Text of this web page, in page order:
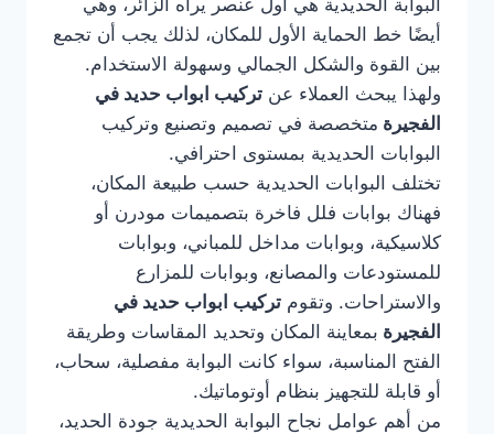
البوابة الحديدية هي أول عنصر يراه الزائر، وهي
أيضًا خط الحماية الأول للمكان، لذلك يجب أن تجمع
بين القوة والشكل الجمالي وسهولة الاستخدام.
ولهذا يبحث العملاء عن تركيب ابواب حديد في
الفجيرة متخصصة في تصميم وتصنيع وتركيب
البوابات الحديدية بمستوى احترافي.
تختلف البوابات الحديدية حسب طبيعة المكان،
فهناك بوابات فلل فاخرة بتصميمات مودرن أو
كلاسيكية، وبوابات مداخل للمباني، وبوابات
للمستودعات والمصانع، وبوابات للمزارع
والاستراحات. وتقوم تركيب ابواب حديد في
الفجيرة بمعاينة المكان وتحديد المقاسات وطريقة
الفتح المناسبة، سواء كانت البوابة مفصلية، سحاب،
أو قابلة للتجهيز بنظام أوتوماتيك.
من أهم عوامل نجاح البوابة الحديدية جودة الحديد،